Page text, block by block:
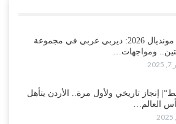
قرعة مونديال 2026: ديربي عربي في مجموعة
ومواجهات…
إنجاز تاريخي ولأول مرة.. الأردن يتأهل
العالم…